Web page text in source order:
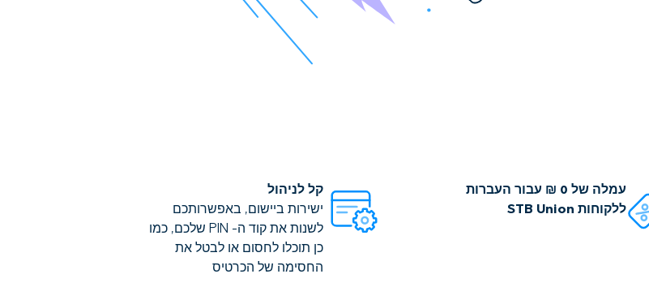
עמלה של 0 ₪ עבור העברות
ללקוחות STB Union
קל לניהול
ישירות ביישום, באפשרותכם
לשנות את קוד ה- PIN שלכם, כמו
כן תוכלו לחסום או לבטל את
החסימה של הכרטיס